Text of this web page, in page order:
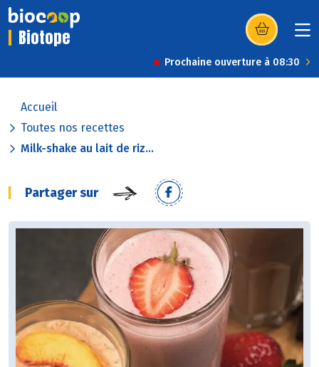
Biotope (s’ouvre dans
Prochaine ouverture à 08:30
Accueil
Toutes nos recettes
Milk-shake au lait de riz...
Partager sur